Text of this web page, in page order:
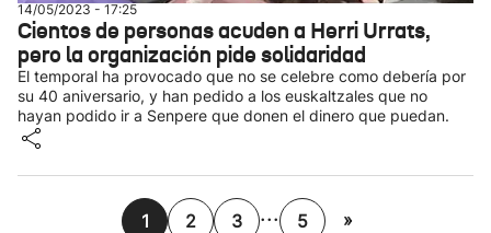
14/05/2023 - 17:25
Cientos de personas acuden a Herri Urrats,
pero la organización pide solidaridad
El temporal ha provocado que no se celebre como debería por
su 40 aniversario, y han pedido a los euskaltzales que no
hayan podido ir a Senpere que donen el dinero que puedan.
1 2 3 ... 5 »